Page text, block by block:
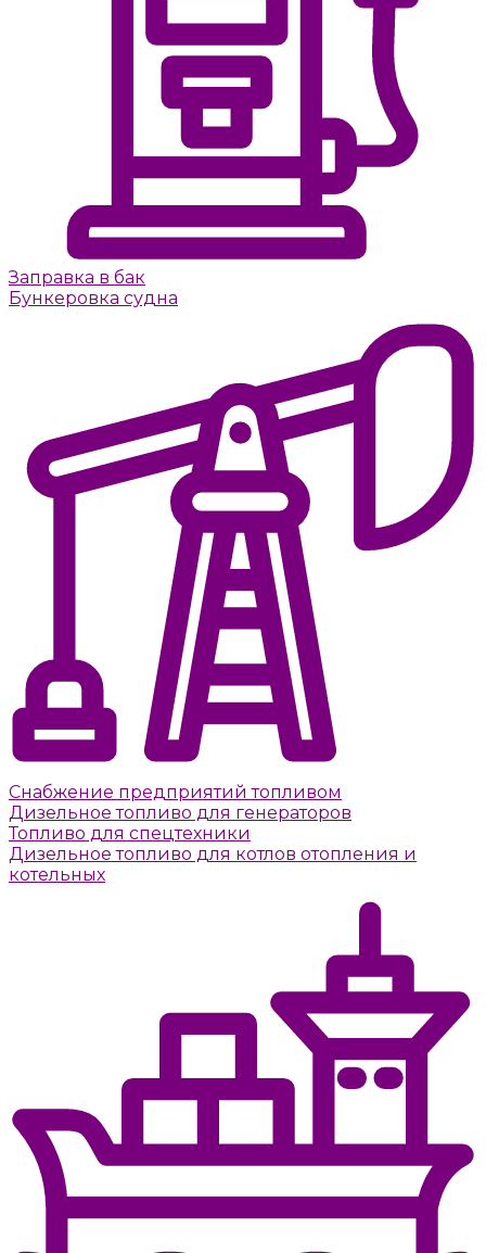
Заправка в бак
Бункеровка судна
Снабжение предприятий топливом
Дизельное топливо для генераторов
Топливо для спецтехники
Дизельное топливо для котлов отопления и
котельных